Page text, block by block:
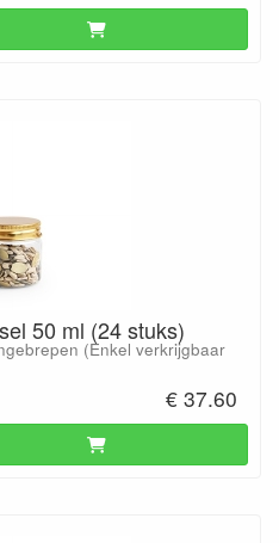
50 ml (24 stuks)
(Enkel verkrijgbaar
€ 37.60